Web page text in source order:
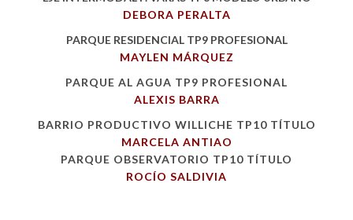
DEBORA PERALTA
PARQUE RESIDENCIAL TP9 PROFESIONAL
MAYLEN MÁRQUEZ
PARQUE AL AGUA TP9 PROFESIONAL
ALEXIS BARRA
BARRIO PRODUCTIVO WILLICHE TP10 TÍTULO
MARCELA ANTIAO
PARQUE OBSERVATORIO TP10 TÍTULO
ROCÍO SALDIVIA